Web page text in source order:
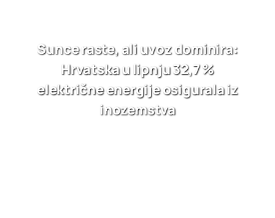
Sunce raste, ali uvoz dominira:
Hrvatska u lipnju 32,7 %
električne energije osigurala iz
inozemstva